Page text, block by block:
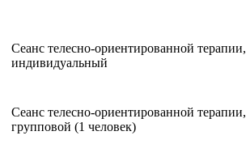
Сеанс телесно-ориентированной терапии,
индивидуальный
Сеанс телесно-ориентированной терапии,
групповой (1 человек)